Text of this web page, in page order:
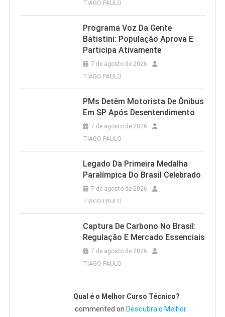
TIAGO PAULO
Programa Voz Da Gente
Batistini: População Aprova E
Participa Ativamente
7 de agosto de 2026
TIAGO PAULO
PMs Detêm Motorista De Ônibus
Em SP Após Desentendimento
7 de agosto de 2026
TIAGO PAULO
Legado Da Primeira Medalha
Paralímpica Do Brasil Celebrado
7 de agosto de 2026
TIAGO PAULO
Captura De Carbono No Brasil:
Regulação E Mercado Essenciais
7 de agosto de 2026
TIAGO PAULO
Qual é o Melhor Curso Técnico?
commented on Descubra o Melhor